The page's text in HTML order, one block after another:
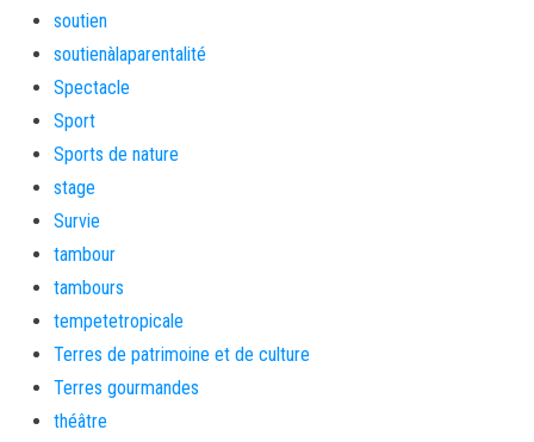
soutien
soutienàlaparentalité
Spectacle
Sport
Sports de nature
stage
Survie
tambour
tambours
tempetetropicale
Terres de patrimoine et de culture
Terres gourmandes
théâtre